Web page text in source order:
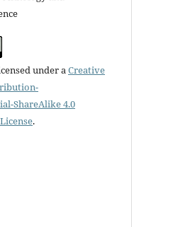
under aCreative
ShareAlike 4.0
.